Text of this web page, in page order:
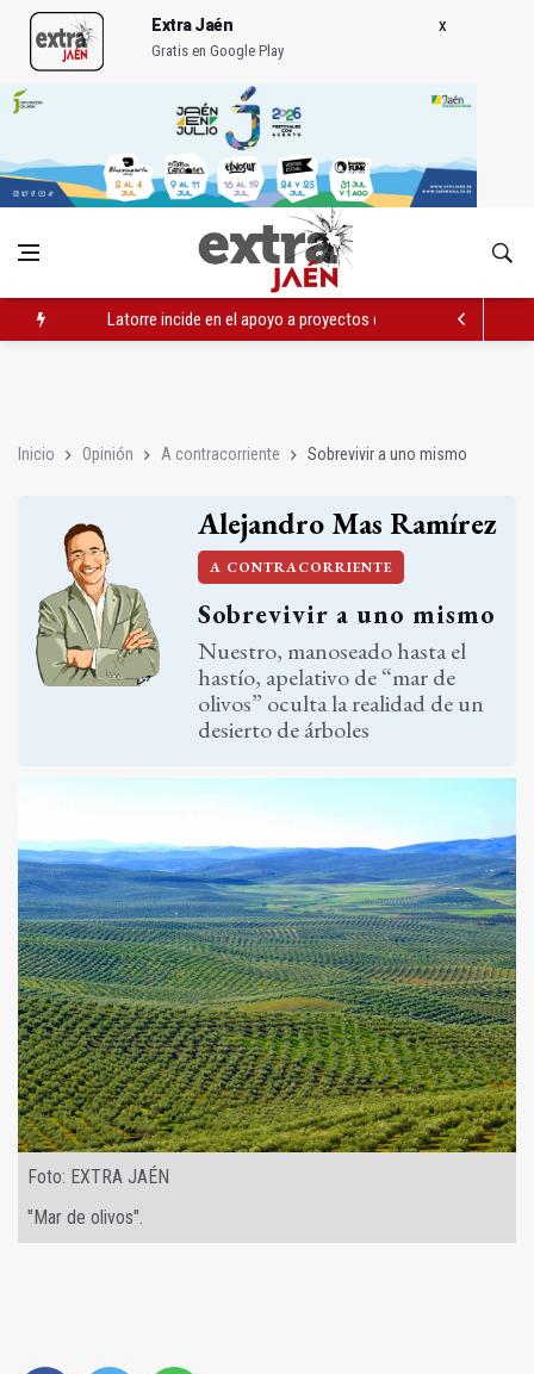
Extra Jaén
Gratis en Google Play
Latorre incide en el apoyo a proyectos de cooperación
Inicio Opinión A contracorriente Sobrevivir a uno mismo
Alejandro Mas Ramírez
A CONTRACORRIENTE
Sobrevivir a uno mismo
Nuestro, manoseado hasta el
hastío, apelativo de “mar de
olivos” oculta la realidad de un
desierto de árboles
Foto: EXTRA JAÉN
"Mar de olivos".